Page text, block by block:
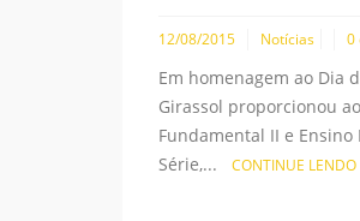
12/08/2015 Notícias 0
Em homenagem ao Dia
Girassol proporcionou
Fundamental II e Ensino
Série,... CONTINUE LENDO